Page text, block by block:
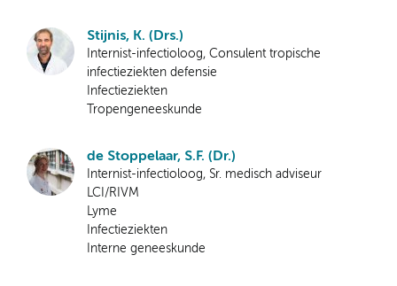
Stijnis, K. (Drs.)
Internist-infectioloog, Consulent tropische
infectieziekten defensie
Infectieziekten
Tropengeneeskunde
de Stoppelaar, S.F. (Dr.)
Internist-infectioloog, Sr. medisch adviseur
LCI/RIVM
Lyme
Infectieziekten
Interne geneeskunde